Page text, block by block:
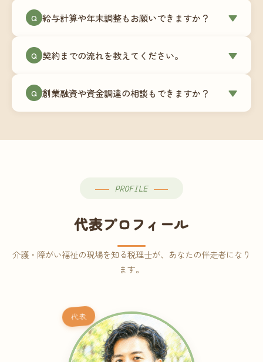
での変更も対応可能です。
供しています。これから会計ソフトを導入される
します。freee・弥生会計等をご利用中の場合は、
Q 給与計算や年末調整もお願いできますか？ ▼
怠集計あり／5名まで）は月額15,000円〜、年末調
す。人数が増える場合は別途お見積りします。
Q 契約までの流れを教えてください。 ▼
（30〜60分）でご事業内容・ご要望のヒアリング
→ ③お見積り・ご契約 → ④MFクラウドの初期設
談から契約まで費用は発生しませんので、お気軽
Q 創業融資や資金調達の相談もできますか？ ▼
PROFILE
代表プロフィール
介護・障がい福祉の現場を知る税理士が、あなたの伴走者になり
ます。
代表